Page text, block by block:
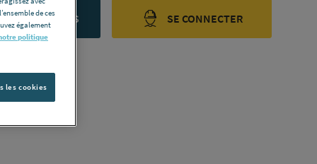
NOUS SE CONNECTER
de ces
également
politique
les cookies